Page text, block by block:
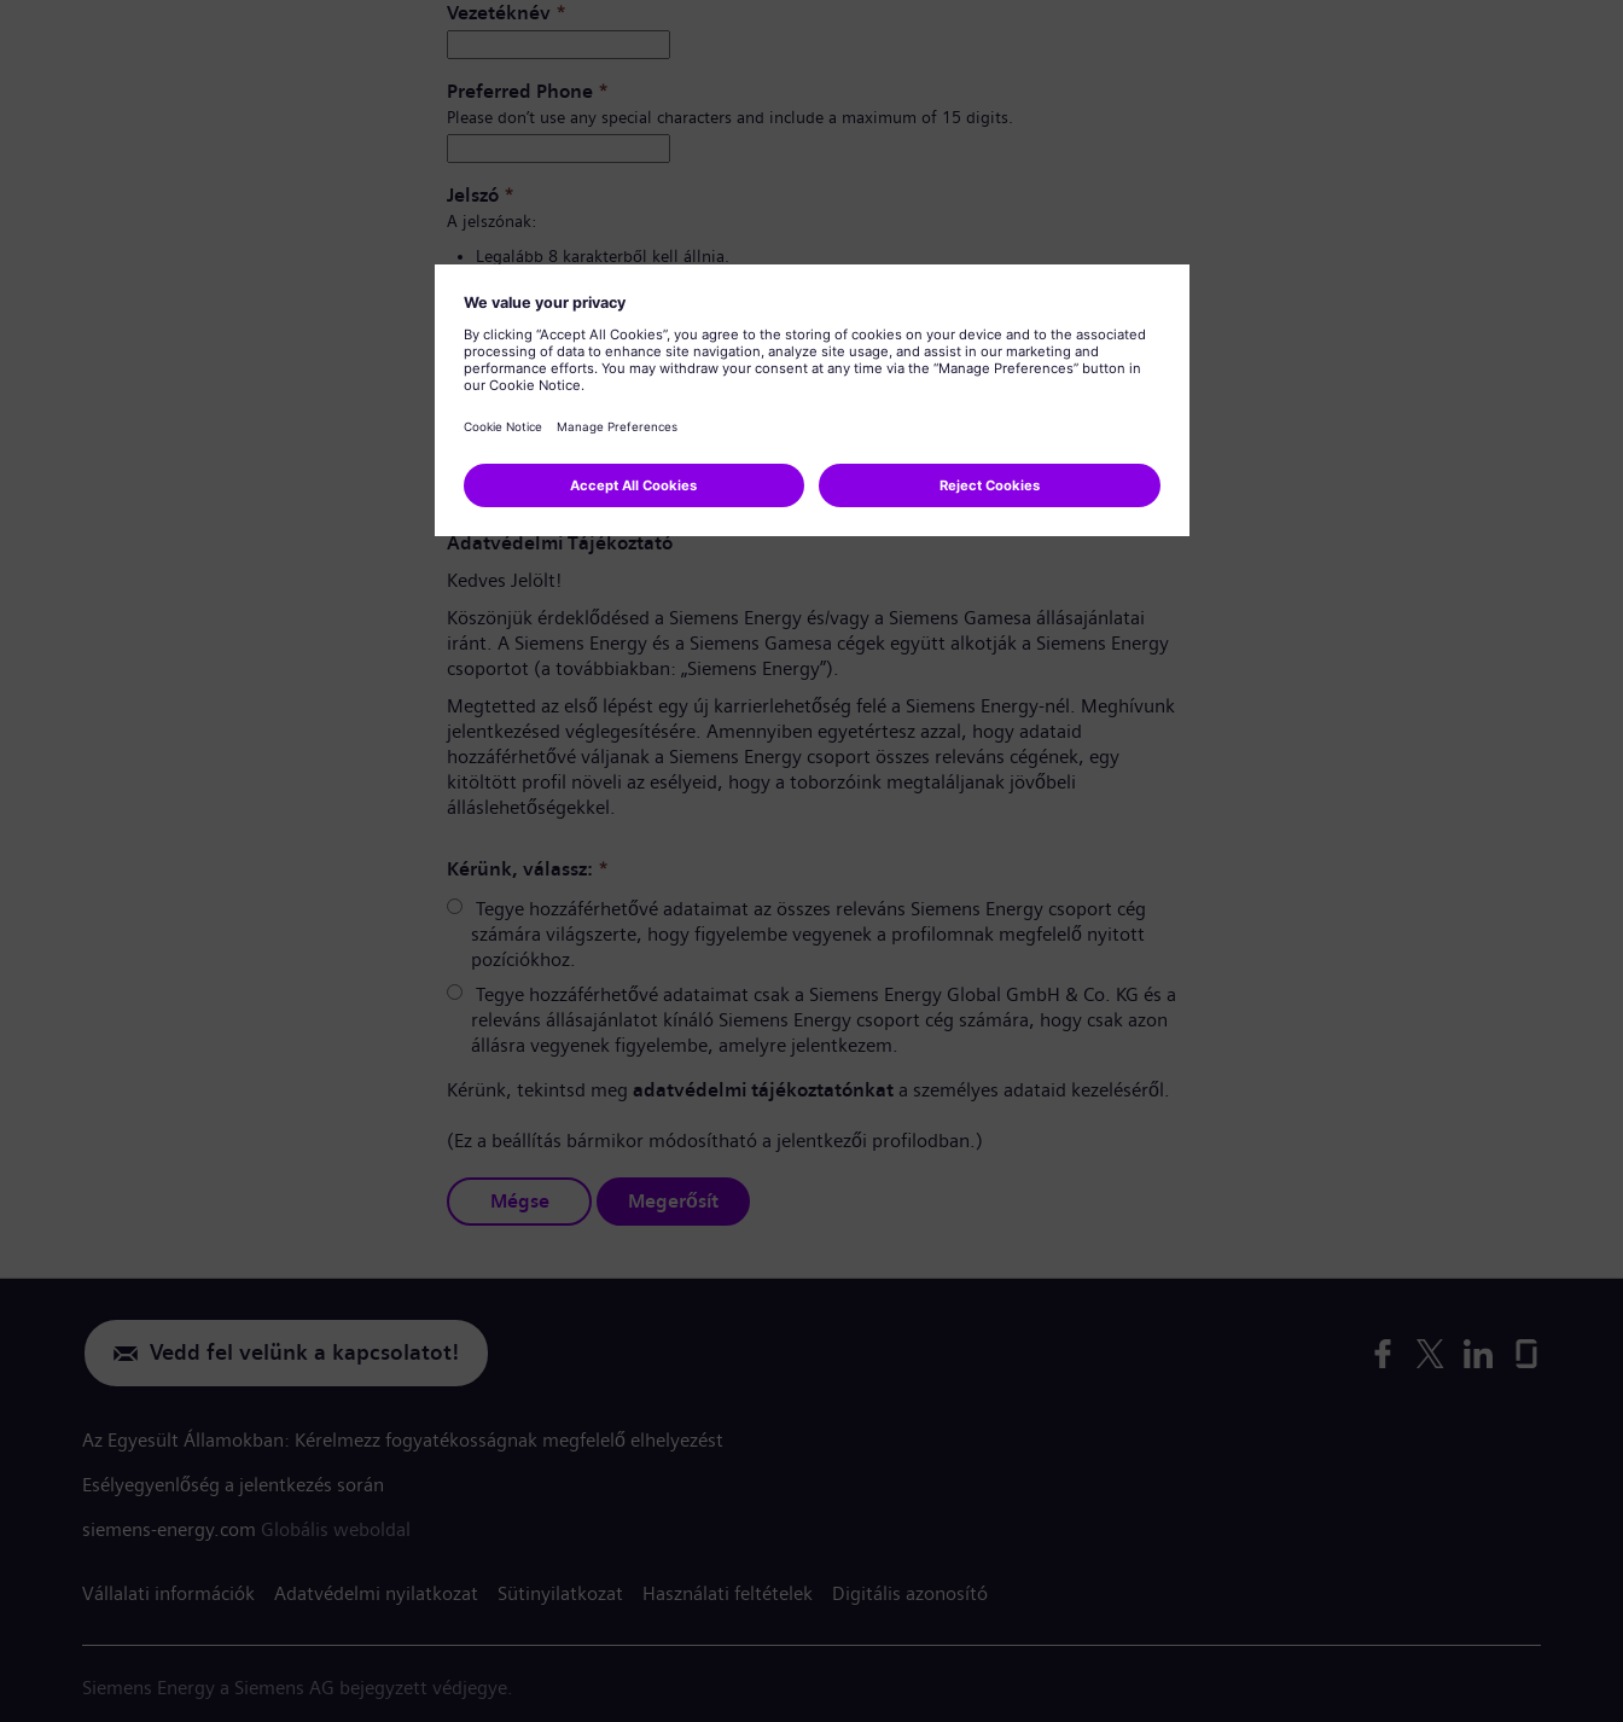
Vezetéknév *
Preferred Phone *
Please don’t use any special characters and include a maximum of 15 digits.
Jelszó *
A jelszónak:
Legalább 8 karakterből kell állnia.
tartalmaznia.
Nem tartalmazhat személyes adatokat.
Nem tartalmazhat gyakran használt szavakat.
Jelszó megerősítése*
Adatvédelmi Tájékoztató
Kedves Jelölt!
Köszönjük érdeklődésed a Siemens Energy és/vagy a Siemens Gamesa állásajánlatai
iránt. A Siemens Energy és a Siemens Gamesa cégek együtt alkotják a Siemens Energy
csoportot (a továbbiakban: „Siemens Energy”).
Megtetted az első lépést egy új karrierlehetőség felé a Siemens Energy-nél. Meghívunk
jelentkezésed véglegesítésére. Amennyiben egyetértesz azzal, hogy adataid
hozzáférhetővé váljanak a Siemens Energy csoport összes releváns cégének, egy
kitöltött profil növeli az esélyeid, hogy a toborzóink megtaláljanak jövőbeli
álláslehetőségekkel.
Kérünk, válassz: *
Tegye hozzáférhetővé adataimat az összes releváns Siemens Energy csoport cég
számára világszerte, hogy figyelembe vegyenek a profilomnak megfelelő nyitott
pozíciókhoz.
Tegye hozzáférhetővé adataimat csak a Siemens Energy Global GmbH & Co. KG és a
releváns állásajánlatot kínáló Siemens Energy csoport cég számára, hogy csak azon
állásra vegyenek figyelembe, amelyre jelentkezem.
Kérünk, tekintsd meg adatvédelmi tájékoztatónkat a személyes adataid kezeléséről.
(Ez a beállítás bármikor módosítható a jelentkezői profilodban.)
Mégse Megerősít
Vedd fel velünk a kapcsolatot!
Az Egyesült Államokban: Kérelmezz fogyatékosságnak megfelelő elhelyezést
Esélyegyenlőség a jelentkezés során
siemens-energy.com Globális weboldal
Vállalati információk Adatvédelmi nyilatkozat Sütinyilatkozat Használati feltételek Digitális azonosító
Siemens Energy a Siemens AG bejegyzett védjegye.